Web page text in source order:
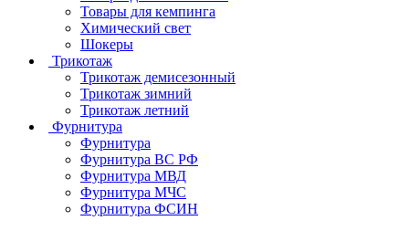
Товары для кемпинга
Химический свет
Шокеры
Трикотаж
Трикотаж демисезонный
Трикотаж зимний
Трикотаж летний
Фурнитура
Фурнитура
Фурнитура ВС РФ
Фурнитура МВД
Фурнитура МЧС
Фурнитура ФСИН